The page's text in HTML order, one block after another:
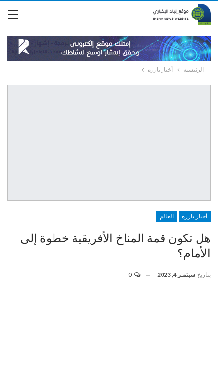
الرئيسية أخبار بارزة
أخبار بارزة العالم
هل تكون قمة المناخ الأفريقية خطوة إلى
الأمام؟
بتاريخ سبتمبر 4, 2023